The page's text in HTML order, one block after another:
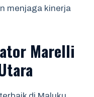
menjaga kinerja
Marelli